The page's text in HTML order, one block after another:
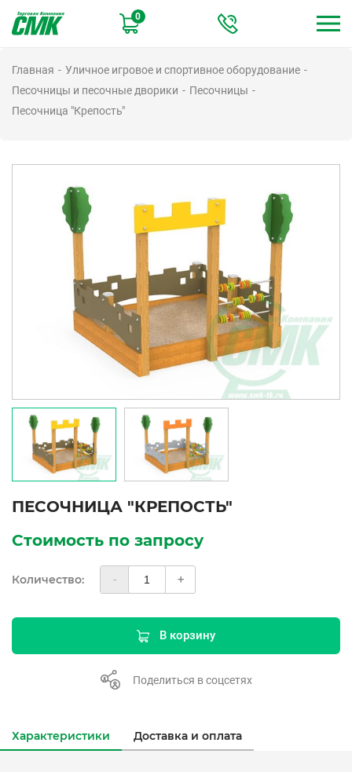
основному
0
Главная
Уличное игровое и спортивное оборудование
Песочницы и песочные дворики
Песочницы
Песочница "Крепость"
ПЕСОЧНИЦА "КРЕПОСТЬ"
Стоимость по запросу
Количество: - +
В корзину
Поделиться в соцсетях
Характеристики Доставка и оплата